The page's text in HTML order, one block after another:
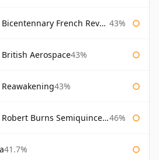
French Revolution 43%
Aerospace43%
43%
Burns Semiquincentenary 46%
41.7%